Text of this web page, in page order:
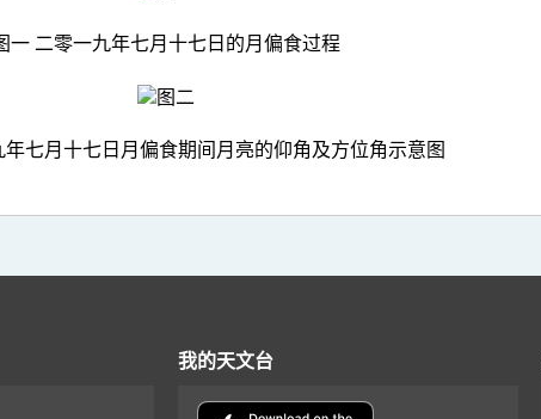
一 二零一九年七月十七日的月偏食过程
年七月十七日月偏食期间月亮的仰角及方位角示意图
我的天文台